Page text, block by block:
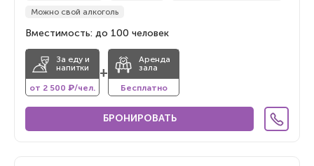
Можно свой алкоголь
Вместимость: до 100 человек
За еду и
напитки
от 2 500 ₽/чел.
+
Аренда
зала
Бесплатно
БРОНИРОВАТЬ